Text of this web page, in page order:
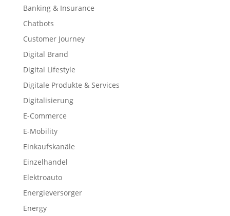
Banking & Insurance
Chatbots
Customer Journey
Digital Brand
Digital Lifestyle
Digitale Produkte & Services
Digitalisierung
E-Commerce
E-Mobility
Einkaufskanäle
Einzelhandel
Elektroauto
Energieversorger
Energy